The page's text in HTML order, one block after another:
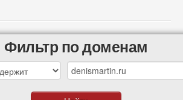
Фильтр по доменам